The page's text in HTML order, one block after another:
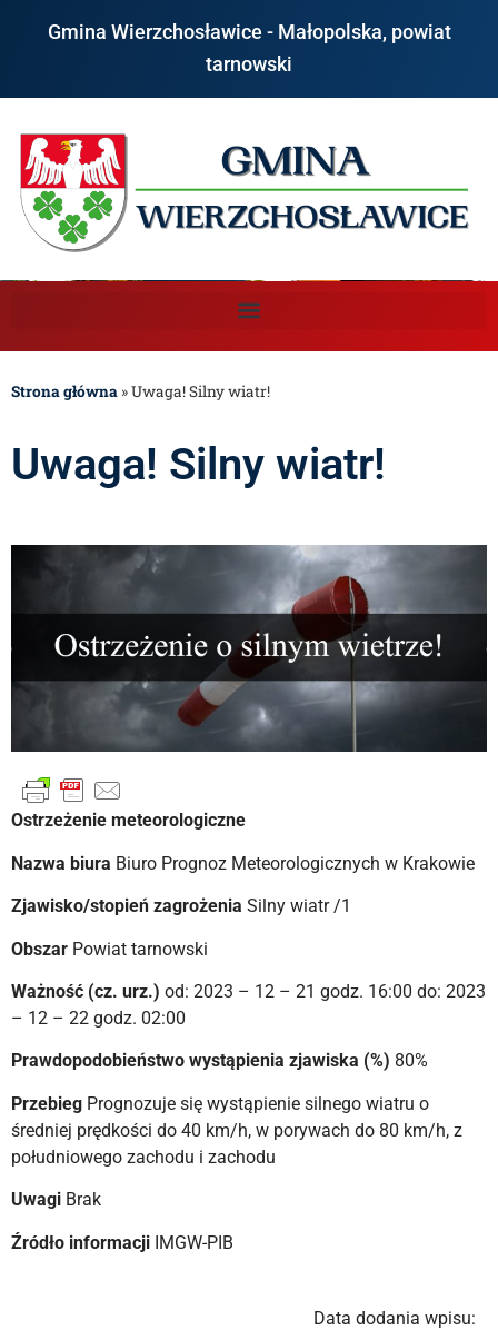
Gmina Wierzchosławice - Małopolska, powiat
tarnowski
Strona główna »Uwaga! Silny wiatr!
Uwaga! Silny wiatr!
Ostrzeżenie meteorologiczne
Nazwa biura Biuro Prognoz Meteorologicznych w Krakowie
Zjawisko/stopień zagrożenia Silny wiatr /1
Obszar Powiat tarnowski
Ważność (cz. urz.) od: 2023 – 12 – 21 godz. 16:00 do: 2023
– 12 – 22 godz. 02:00
Prawdopodobieństwo wystąpienia zjawiska (%) 80%
Przebieg Prognozuje się wystąpienie silnego wiatru o
średniej prędkości do 40 km/h, w porywach do 80 km/h, z
południowego zachodu i zachodu
Uwagi Brak
Źródło informacji IMGW-PIB
Data dodania wpisu: